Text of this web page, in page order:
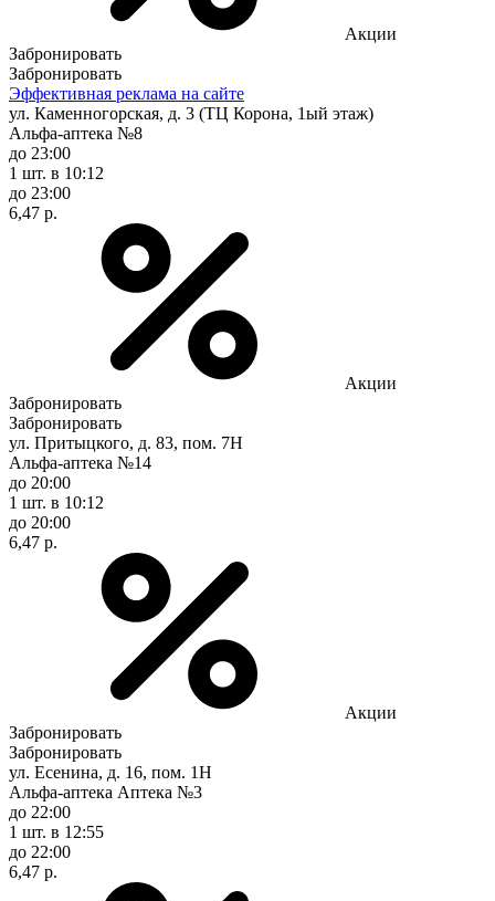
Акции
Забронировать
Забронировать
Эффективная реклама на сайте
ул. Каменногорская, д. 3 (ТЦ Корона, 1ый этаж)
Альфа-аптека №8
до 23:00
1 шт. в 10:12
до 23:00
6,47 р.
Акции
Забронировать
Забронировать
ул. Притыцкого, д. 83, пом. 7Н
Альфа-аптека №14
до 20:00
1 шт. в 10:12
до 20:00
6,47 р.
Акции
Забронировать
Забронировать
ул. Есенина, д. 16, пом. 1Н
Альфа-аптека Аптека №3
до 22:00
1 шт. в 12:55
до 22:00
6,47 р.